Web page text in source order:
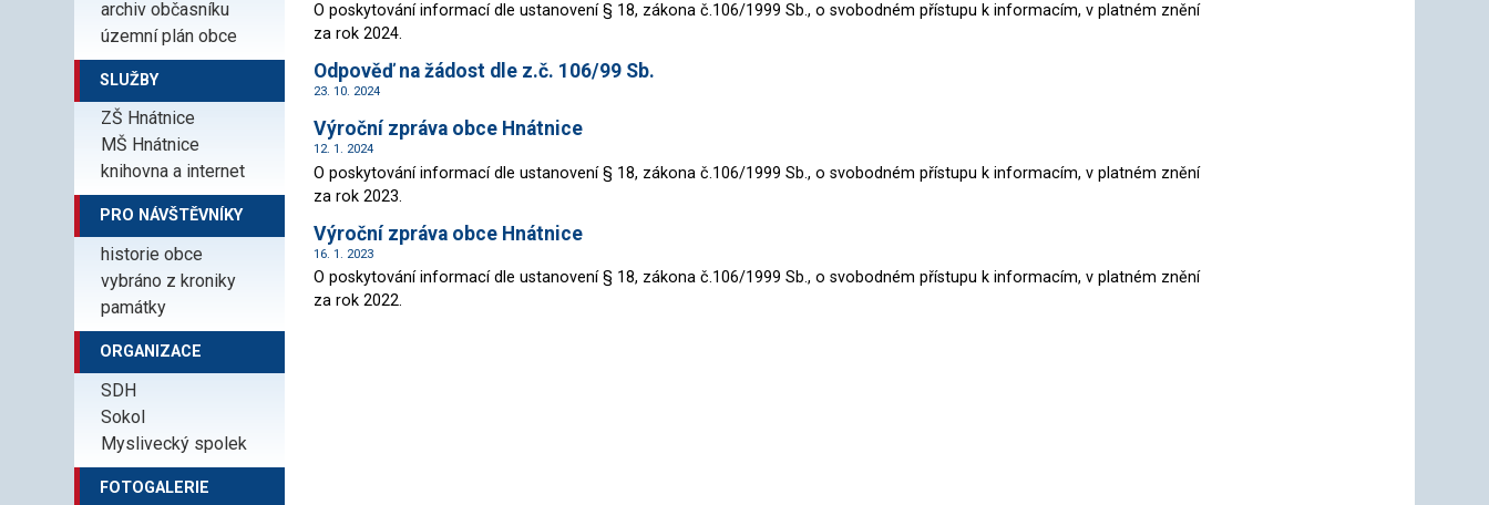
archiv občasníku
územní plán obce
SLUŽBY
ZŠ Hnátnice
MŠ Hnátnice
knihovna a internet
PRO NÁVŠTĚVNÍKY
historie obce
vybráno z kroniky
památky
ORGANIZACE
SDH
Sokol
Myslivecký spolek
FOTOGALERIE
O poskytování informací dle ustanovení § 18, zákona č.106/1999 Sb., o svobodném přístupu k informacím, v platném znění
za rok 2024.
Odpověď na žádost dle z.č. 106/99 Sb.
23. 10. 2024
Výroční zpráva obce Hnátnice
12. 1. 2024
O poskytování informací dle ustanovení § 18, zákona č.106/1999 Sb., o svobodném přístupu k informacím, v platném znění
za rok 2023.
Výroční zpráva obce Hnátnice
16. 1. 2023
O poskytování informací dle ustanovení § 18, zákona č.106/1999 Sb., o svobodném přístupu k informacím, v platném znění
za rok 2022.